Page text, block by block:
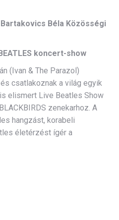
Béla Közösségi
koncert-show
(Ivan & The Parazol)
csatlakoznak a világ egyik
elismert Live Beatles Show
zenekarhoz. A
hangzást, korabeli
életérzést ígér a